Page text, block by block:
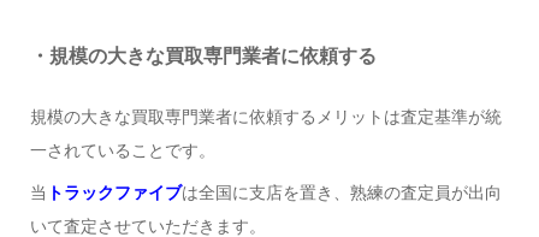
・規模の大きな買取専門業者に依頼する
規模の大きな買取専門業者に依頼するメリットは査定基準が統
一されていることです。
当 トラックファイブは全国に支店を置き、熟練の査定員が出向
いて査定させていただきます。